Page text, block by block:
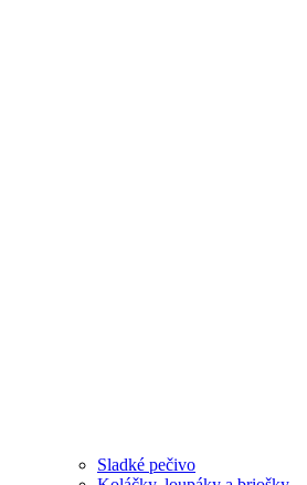
Sladké pečivo